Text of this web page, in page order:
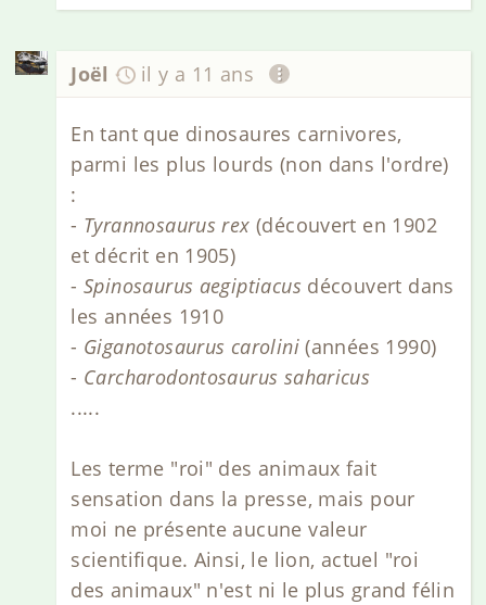
Joël il y a 11 ans
En tant que dinosaures carnivores,
parmi les plus lourds (non dans l'ordre)
:
- Tyrannosaurus rex (découvert en 1902
et décrit en 1905)
-Spinosaurus aegiptiacus découvert dans
les années 1910
- Giganotosaurus carolini(années 1990)
- Carcharodontosaurus saharicus
.....
Les terme "roi" des animaux fait
sensation dans la presse, mais pour
moi ne présente aucune valeur
scientifique. Ainsi, le lion, actuel "roi
des animaux" n'est ni le plus grand félin